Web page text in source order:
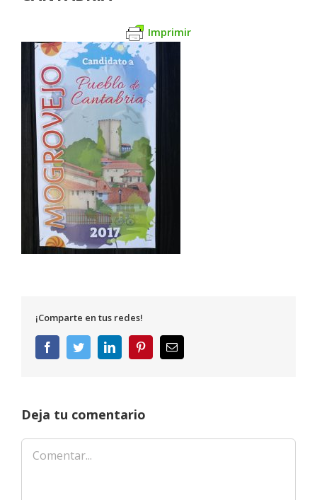
Imprimir
¡Comparte en tus redes!
FacebookTwitterLinkedInPinterestCorreo
electrónico
Deja tu comentario
Comentar